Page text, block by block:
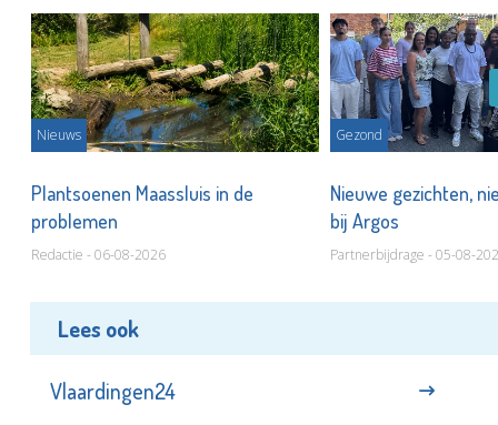
Nieuws
Plantsoenen Maassluis in de
problemen
Redactie - 06-08-2026
Gezond
Nieuwe gezichten,
bij Argos
Partnerbijdrage - 05-08-
Lees ook
Vlaardingen24